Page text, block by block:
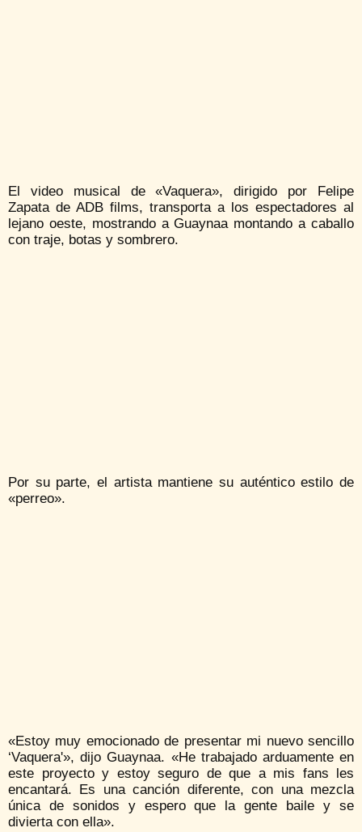
El video musical de «Vaquera», dirigido por Felipe
Zapata de ADB films, transporta a los espectadores al
lejano oeste, mostrando a Guaynaa montando a caballo
con traje, botas y sombrero.
Por su parte, el artista mantiene su auténtico estilo de
«perreo».
«Estoy muy emocionado de presentar mi nuevo sencillo
‘Vaquera'», dijo Guaynaa. «He trabajado arduamente en
este proyecto y estoy seguro de que a mis fans les
encantará. Es una canción diferente, con una mezcla
única de sonidos y espero que la gente baile y se
divierta con ella».